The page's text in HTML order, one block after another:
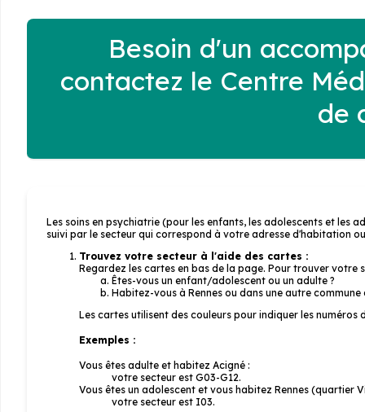
Besoin d'un
contactez le Centre
de
Les soins en psychiatrie (pour les enfants, les adolescents et les
suivi par le secteur qui correspond à votre adresse d'habitation
Trouvez votre secteur à l'aide des cartes :
Regardez les cartes en bas de la page. Pour trouver votre
Êtes-vous un enfant/adolescent ou un adulte ?
Habitez-vous à Rennes ou dans une autre
Les cartes utilisent des couleurs pour indiquer les numéros
Exemples :
Vous êtes adulte et habitez Acigné :
votre secteur est G03-G12.
Vous êtes un adolescent et vous habitez Rennes (quartier
votre secteur est I03.